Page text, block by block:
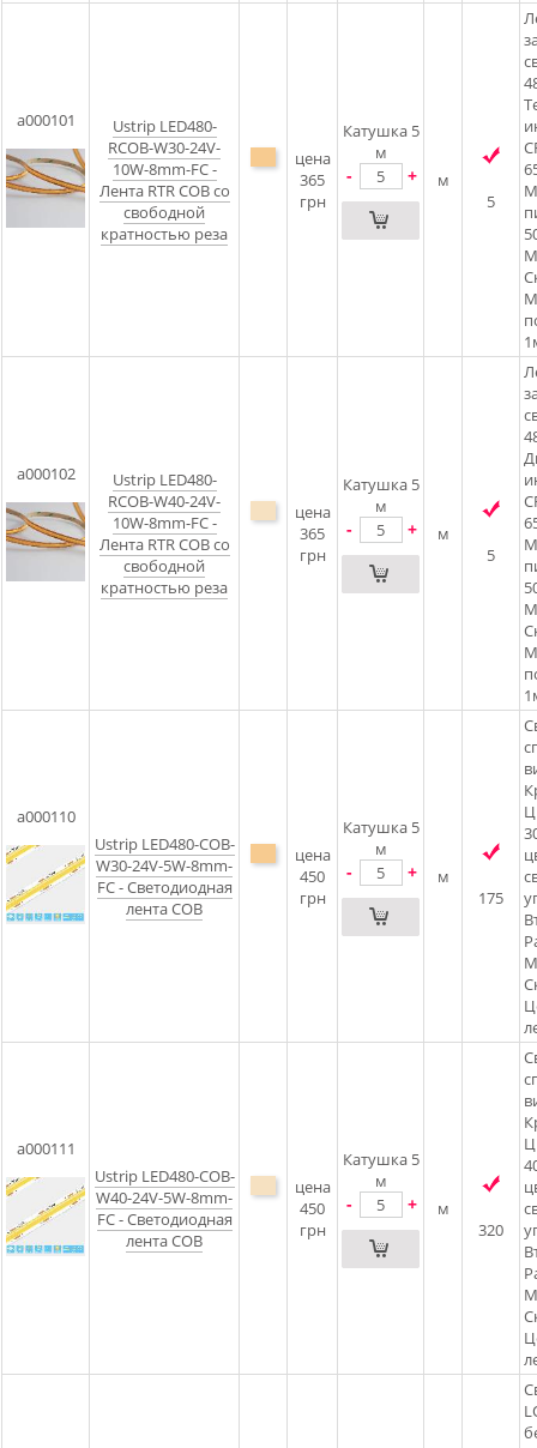
a000101
Ustrip LED480-
RCOB-W30-24V-
10W-8mm-FC -
Лента RTR COB со
свободной
кратностью реза
цена
365
грн
Катушка 5
м
- +
м
5
a000102
Ustrip LED480-
RCOB-W40-24V-
10W-8mm-FC -
Лента RTR COB со
свободной
кратностью реза
цена
365
грн
Катушка 5
м
- +
м
5
a000110
Ustrip LED480-COB-
W30-24V-5W-8mm-
FC - Светодиодная
лента COB
цена
450
грн
Катушка 5
м
- +
м
175
a000111
Ustrip LED480-COB-
W40-24V-5W-8mm-
FC - Светодиодная
лента COB
цена
450
грн
Катушка 5
м
- +
м
320